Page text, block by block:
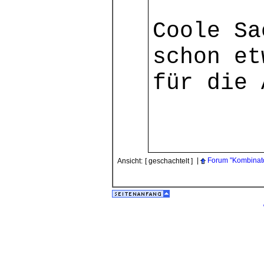
Coole
schon
für die
Ansicht: [ geschachtelt ] Forum